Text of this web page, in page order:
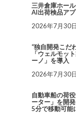
三井倉庫ホー
AI出荷検品ア
2026年7月30日
“独自開発こだ
「ウェルモッ
ーノ」を導入
2026年7月30日
自動車船の荷
ーター」を開
5分で移動可能